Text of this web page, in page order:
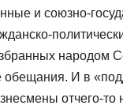
и союзно-
народом
обещания. И в
отчего-то